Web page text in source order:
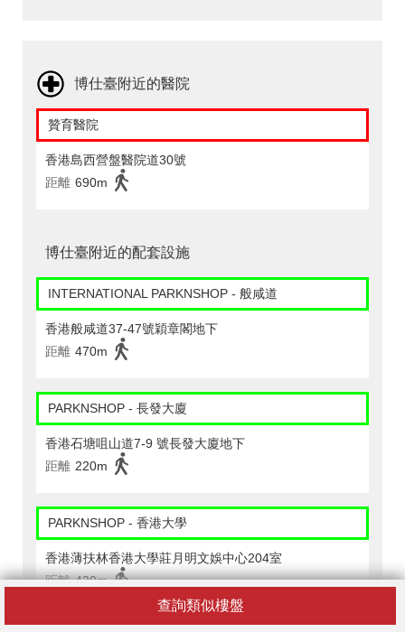
查詢類似樓盤
博仕臺附近的醫院
贊育醫院
香港島西營盤醫院道30號
距離 690m
博仕臺附近的配套設施
INTERNATIONAL PARKNSHOP - 般咸道
香港般咸道37-47號穎章閣地下
距離 470m
PARKNSHOP - 長發大廈
香港石塘咀山道7-9 號長發大廈地下
距離 220m
PARKNSHOP - 香港大學
香港薄扶林香港大學莊月明文娛中心204室
距離 430m